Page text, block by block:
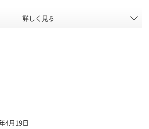
中字丸芯中字
油性顔
アルコール系インク
油性インク（
詳しく見る
4月19日